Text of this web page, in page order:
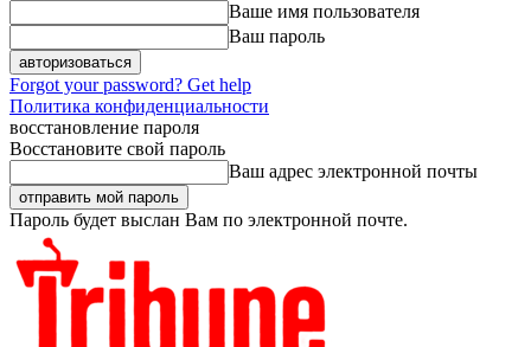
Ваше имя пользователя
Ваш пароль
Forgot your password? Get help
Политика конфиденциальности
восстановление пароля
Восстановите свой пароль
Ваш адрес электронной почты
Пароль будет выслан Вам по электронной почте.